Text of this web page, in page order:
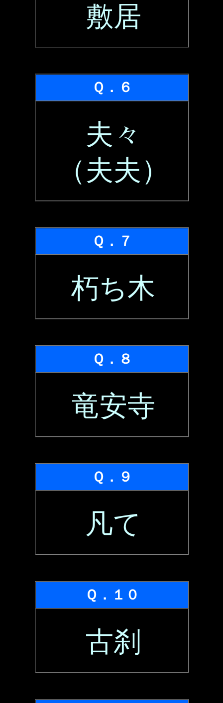
敷居
Ｑ．６
夫々
（夫夫）
Ｑ．７
朽ち木
Ｑ．８
竜安寺
Ｑ．９
凡て
Ｑ．１０
古刹